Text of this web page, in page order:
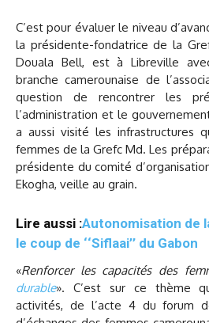
C’est pour évaluer le niveau
la présidente-fondatrice de la
Douala Bell, est à Libreville
branche camerounaise de
question de rencontrer les
l’administration et le
a aussi visité les infrastructures
femmes de la Grefc Md. Les
présidente du comité
Ekogha, veille au grain.
Lire aussi :Autonomisation de
le coup de ‘‘Siflaai’’ du Gabon
«Renforcer les capacités des
durable». C’est sur ce thème
activités, de l’acte 4 du forum